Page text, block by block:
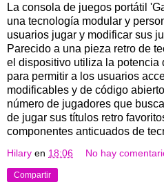
La consola de juegos portátil
una tecnología modular y
usuarios jugar y modificar sus
Parecido a una pieza retro de
el dispositivo utiliza la potencia
para permitir a los usuarios
modificables y de código
número de jugadores que
de jugar sus títulos retro
componentes anticuados de
Hilary en 18:06 No hay
Compartir